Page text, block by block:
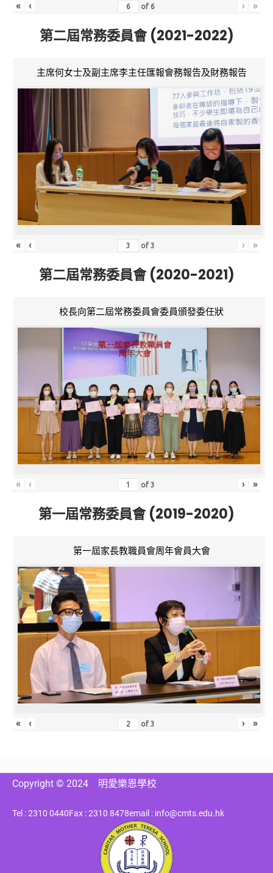
« ‹ of 6 › »
第二屆常務委員會 (2021-2022)
主席何女士及副主席李主任匯報會務報告及財務報告
« ‹ of3 › »
第二屆常務委員會 (2020-2021)
校長向第二屆常務委員會委員頒發委任狀
« ‹ of3 › »
第一屆常務委員會 (2019-2020)
第一屆家長教職員會周年會員大會
« ‹ of3 › »
Copyright © 2024 明愛樂恩學校
Tel : 2310 0440Fax : 2310 8478email : info@cmts.edu.hk